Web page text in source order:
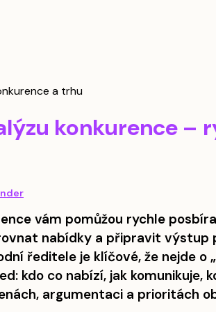
konkurence –
vám pomůžou rychle
nabídky a připravit výstup
ředitele je klíčové, že nejde o
kdo co nabízí, jak komunikuje,
argumentaci a prioritách